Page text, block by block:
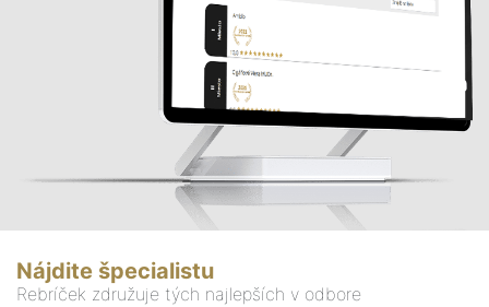
Nájdite špecialistu
Rebríček združuje tých najlepších v odbore